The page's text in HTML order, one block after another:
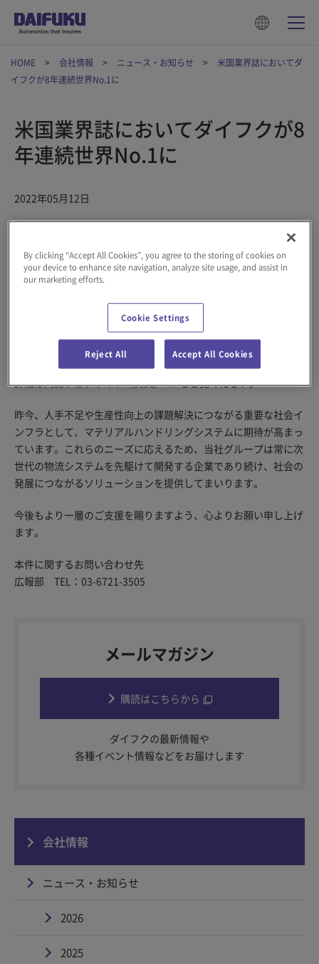
HOME 会社情報 ニュース・お知らせ
米国業界誌においてダ
イフクが8年連続世界No.1に
米国業界誌においてダイフクが8
年連続世界No.1に
2022年05月12日
米国Modern Materials Handling誌による調査「Top 20 Material
Handling Systems Suppliers 2022」において、マテリアルハン
ドリング業界の2021年度売上で当社が世界No.1にランキングさ
れました。2015年以降、8年連続となります。
売上高の堅調な推移は、世界的な半導体不足を背景に増加傾向に
ある半導体向け、そして日本や北米で大きく成長しているeコマ
ース向けの好調が大きく寄与しています。
詳細は同誌ウェブサイト（英文） をご覧ください。
昨今、人手不足や生産性向上の課題解決につながる重要な社会イ
ンフラとして、マテリアルハンドリングシステムに期待が高まっ
ています。これらのニーズに応えるため、当社グループは常に次
世代の物流システムを先駆けて開発する企業であり続け、社会の
発展につながるソリューションを提供してまいります。
今後もより一層のご支援を賜りますよう、心よりお願い申し上げ
ます。
本件に関するお問い合わせ先
広報部 TEL：03-6721-3505
メールマガジン
購読はこちらから
ダイフクの最新情報や
各種イベント情報などをお届けします
会社情報
ニュース・お知らせ
2026
2025
By clicking “Accept All Cookies”, you agree to the storing of cookies on
your device to enhance site navigation, analyze site usage, and assist in
our marketing efforts.
Cookie Settings
Reject All Accept All Cookies